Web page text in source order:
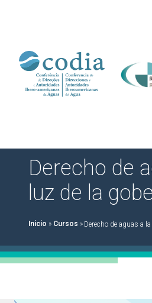
Derecho de
luz de la
Inicio » Cursos » Derecho de aguas a